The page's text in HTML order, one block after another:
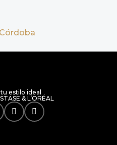
estilo ideal
& L’ORÉAL